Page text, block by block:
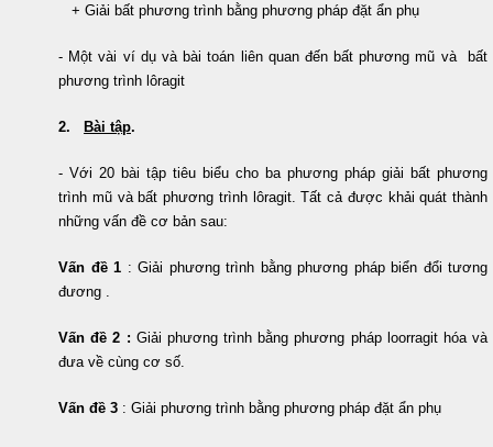
+ Giải bất phương trình bằng phương pháp đặt ẩn phụ
- Một vài ví dụ và bài toán liên quan đến bất phương mũ và bất
phương trình lôragit
2. Bài tập.
- Với 20 bài tập tiêu biểu cho ba phương pháp giải bất phương
trình mũ và bất phương trình lôragit. Tất cả được khải quát thành
những vấn đề cơ bản sau:
Vấn đề 1 : Giải phương trình bằng phương pháp biển đổi tương
đương .
Vấn đề 2 : Giải phương trình bằng phương pháp loorragit hóa và
đưa về cùng cơ số.
Vấn đề 3 : Giải phương trình bằng phương pháp đặt ẩn phụ